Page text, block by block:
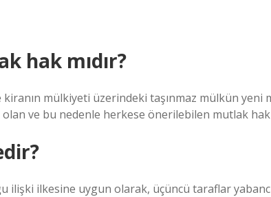
hak mıdır?
mülkiyeti üzerindeki taşınmaz mülkün
ve bu nedenle herkese önerilebilen mutlak
ilişki ilkesine uygun olarak, üçüncü taraflar